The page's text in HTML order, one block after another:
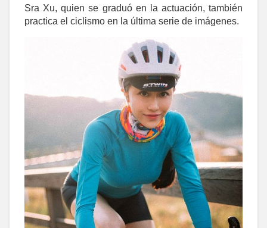
Sra Xu, quien se graduó en la actuación, también
practica el ciclismo en la última serie de imágenes.